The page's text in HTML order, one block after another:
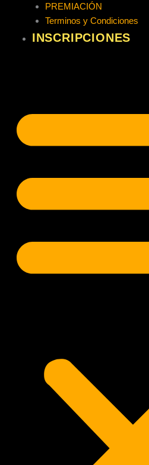
PREMIACIÓN
Terminos y Condiciones
INSCRIPCIONES